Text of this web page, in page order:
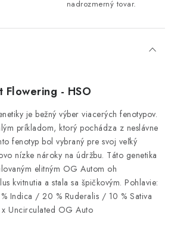
nadrozmerný tovar.
Flowering - HSO
je bežný výber viacerých fenotypov.
príkladom, ktorý pochádza z neslávne
fenotyp bol vybraný pre svoj veľký
nízke nároky na údržbu. Táto genetika
elitným OG Autom oh
kvitnutia a stala sa špičkovým. Pohlavie:
Indica / 20 % Ruderalis / 10 % Sativa
Uncirculated OG Auto